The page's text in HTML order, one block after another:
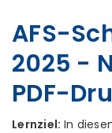
AFS-
2025 -
PDF-
Lernziel: In